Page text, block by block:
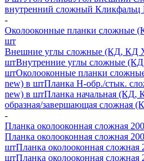
внутренний сложный Кликфальц
-
Околооконные планки сложные
шт
Внешние углы сложные (КД, КД
штВнутренние углы сложные
штОколооконные планки
new) в штПланка H-обр./стык.
new) в штПланка начальная
образная/завершающая сложная
-
Планка околооконная сложная
Планка околооконная сложная
штПланка околооконная сложная
штПланка околооконная сложная